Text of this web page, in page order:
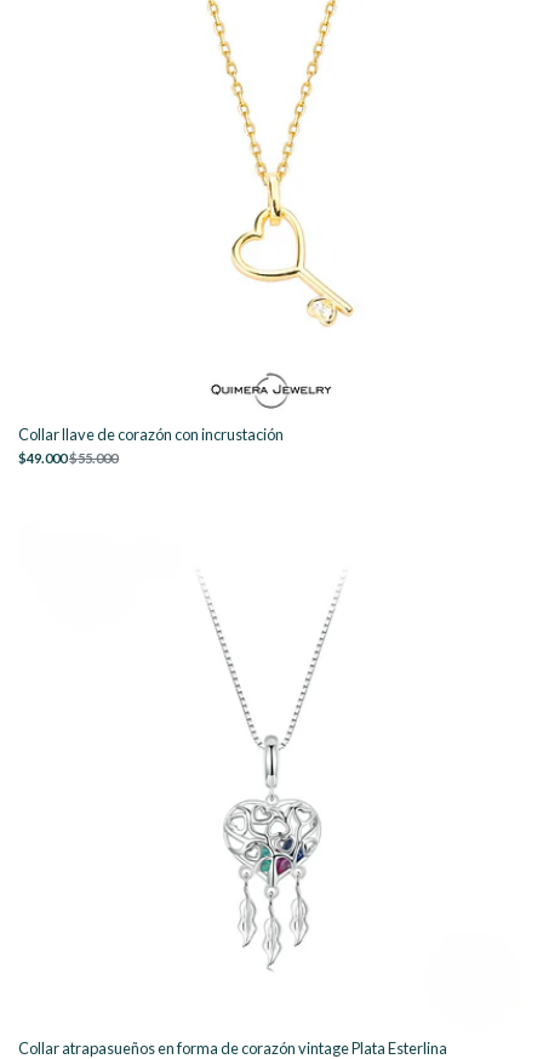
Collar llave de corazón con incrustación
$49.000$55.000
Collar atrapasueños en forma de corazón vintage Plata Esterlina